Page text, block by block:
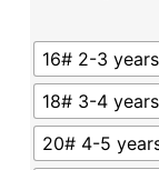
16# 2-3
18# 3-4
20# 4-5